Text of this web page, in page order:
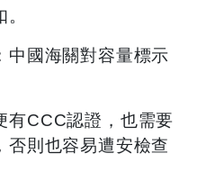
中國海關對容量標示
有CCC認證，也需要
否則也容易遭安檢查